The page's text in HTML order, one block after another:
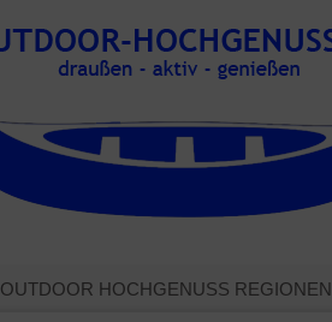
OUTDOOR HOCHGENUSS REGIONEN